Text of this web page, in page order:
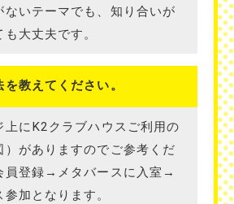
ないテーマでも、知り合いが
大丈夫です。
教えてください。
上にK2クラブハウスご利用の
）がありますのでご参考くだ
員登録→メタバースに入室→
参加となります。